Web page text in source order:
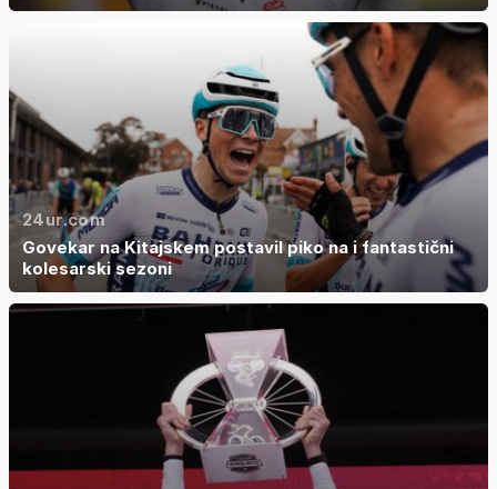
24ur.com
Govekar na Kitajskem postavil piko na i fantastični
kolesarski sezoni